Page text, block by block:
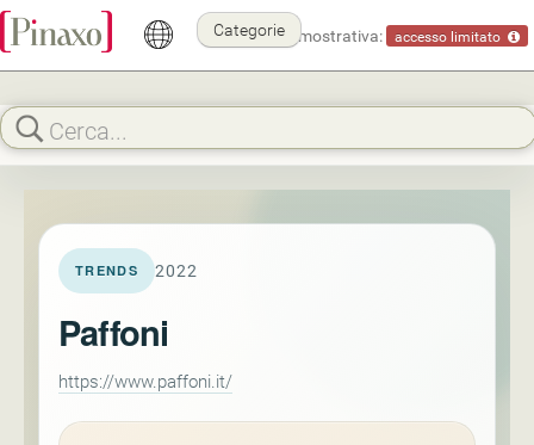
Modalità dimostrativa: accesso limitato
Categorie
TRENDS 2022
Paffoni
https://www.paffoni.it/